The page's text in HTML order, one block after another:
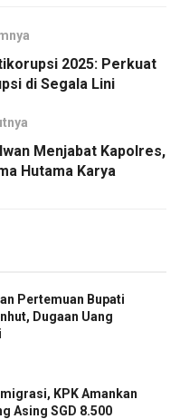
2025: Perkuat
di Segala Lini
Menjabat Kapolres,
Hutama Karya
Pertemuan Bupati
Dugaan Uang
KPK Amankan
Asing SGD 8.500